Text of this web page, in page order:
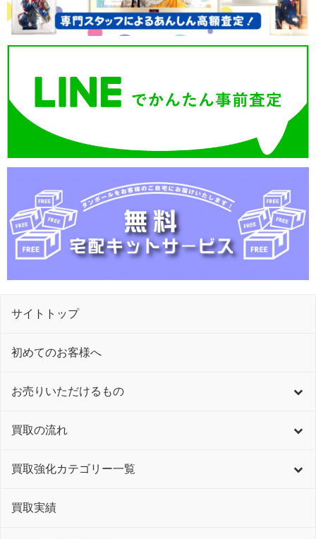
サイトトップ
初めてのお客様へ
お売りいただけるもの
買取の流れ
買取強化カテゴリー一覧
買取実績